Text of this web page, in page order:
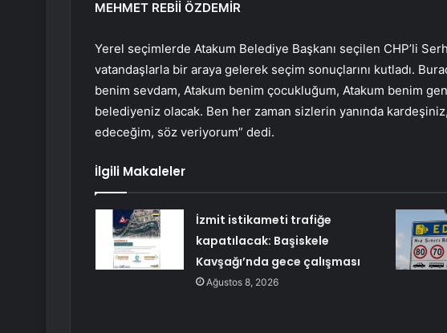
MEHMET REBİİ ÖZDEMİR
Yerel seçimlerde Atakum Belediye Başkanı seçilen CHP’li
vatandaşlarla bir araya gelerek seçim sonuçlarını kutladı.
benim sevdam, Atakum benim çocukluğum, Atakum benim
belediyeniz olacak. Ben her zaman sizlerin yanında
edeceğim, söz veriyorum” dedi.
İlgili Makaleler
İzmit istikameti trafiğe
kapatılacak: Başiskele
Kavşağı’nda gece çalışması
Ağustos 8, 2026